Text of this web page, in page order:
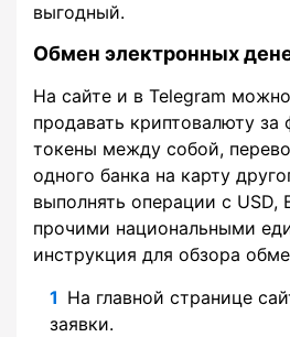
выгодный.
Обмен электронных
На сайте и в Telegram
продавать криптовалюту за
токены между собой,
одного банка на карту
выполнять операции с USD,
прочими национальными
инструкция для обзора
На главной странице
заявки.